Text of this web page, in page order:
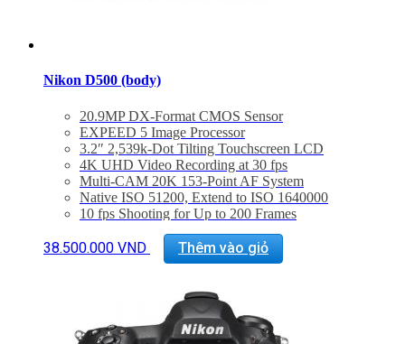
Nikon D500 (body)
20.9MP DX-Format CMOS Sensor
EXPEED 5 Image Processor
3.2″ 2,539k-Dot Tilting Touchscreen LCD
4K UHD Video Recording at 30 fps
Multi-CAM 20K 153-Point AF System
Native ISO 51200, Extend to ISO 1640000
10 fps Shooting for Up to 200 Frames
180k-Pixel RGB Sensor and Group Area AF
In-Camera Time Lapse, Up to 9999 Frames
Đã bao gồm thuế VAT 10%
Quà tặng : Túi Nikon + thẻ 16Gb
38.500.000 VND Thêm vào giỏ